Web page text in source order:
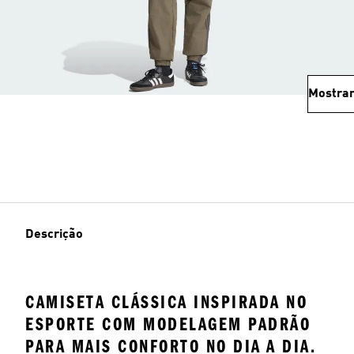
Descrição
CAMISETA CLÁSSICA INSPIRADA NO
ESPORTE COM MODELAGEM PADRÃO
PARA MAIS CONFORTO NO DIA A DIA.